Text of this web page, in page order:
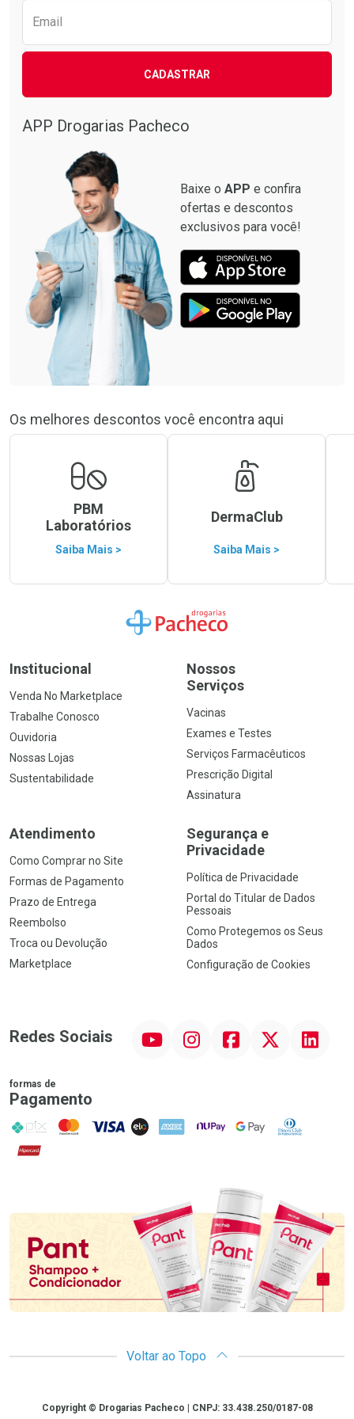
Email
CADASTRAR
APP Drogarias Pacheco
Baixe o APP e confira
ofertas e descontos
exclusivos para você!
Os melhores descontos você encontra aqui
PBM
Laboratórios
Saiba Mais >
DermaClub
Saiba Mais >
Ir para a Home
Institucional
Venda No Marketplace
Trabalhe Conosco
Ouvidoria
Nossas Lojas
Sustentabilidade
Nossos
Serviços
Vacinas
Exames e Testes
Serviços Farmacêuticos
Prescrição Digital
Assinatura
Atendimento
Como Comprar no Site
Formas de Pagamento
Prazo de Entrega
Reembolso
Troca ou Devolução
Marketplace
Segurança e
Privacidade
Política de Privacidade
Portal do Titular de Dados
Pessoais
Como Protegemos os Seus
Dados
Configuração de Cookies
Redes Sociais InstagramFacebookTwitter Linkedin
formas de
Pagamento
PIX MasterCard
VISA ELO AMEX NuPay Google PayDiners Club
Hipercard
Promoção em Destaque
Voltar ao Topo
CopyrightCopyright © Drogarias Pacheco | CNPJ: 33.438.250/0187-08